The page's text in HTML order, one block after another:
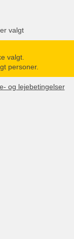
valgt
valgt.
personer.
og lejebetingelser